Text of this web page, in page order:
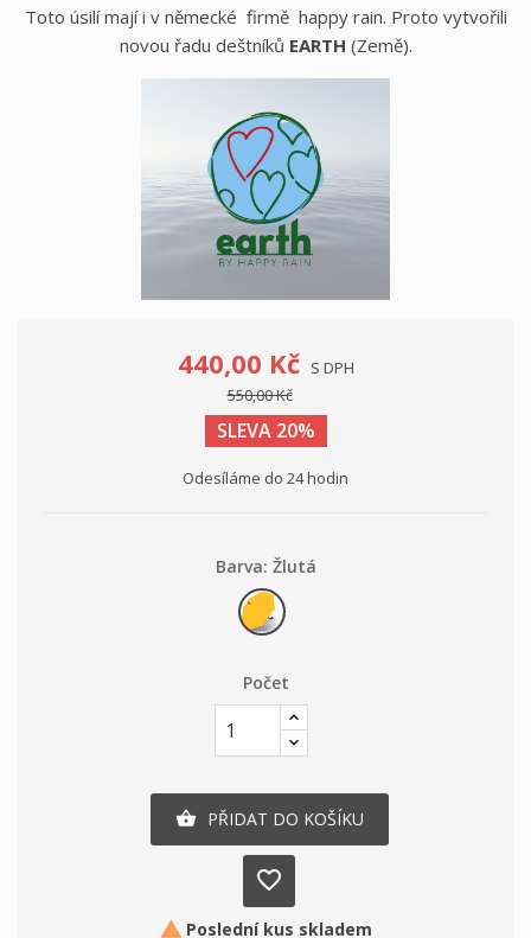
Toto úsilí mají i v německé firmě happy rain. Proto vytvořili
novou řadu deštníků EARTH (Země).
440,00 Kč S DPH
550,00 Kč
SLEVA 20%
Odesíláme do 24 hodin
Barva: Žlutá
Žlutá
Počet
 PŘIDAT DO KOŠÍKU
favorite_border
 Poslední kus skladem